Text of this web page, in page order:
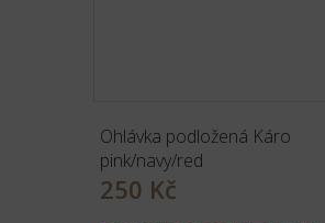
Ohlávka podložená Káro
pink/navy/red
250 Kč